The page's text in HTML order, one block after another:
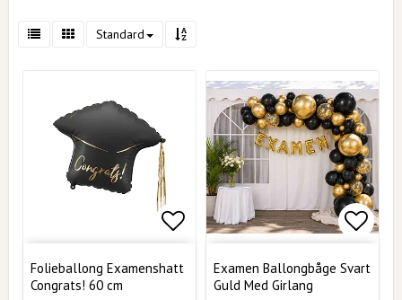
Standard
Folieballong Examenshatt
Congrats! 60 cm
Examen Ballongbåge Svart
Guld Med Girlang